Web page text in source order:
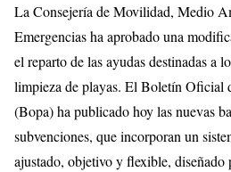
La Consejería de Movilidad, Medio
Emergencias ha aprobado una
el reparto de las ayudas destinadas a
limpieza de playas. El Boletín Oficial
(Bopa) ha publicado hoy las nuevas
subvenciones, que incorporan un
ajustado, objetivo y flexible, diseñado